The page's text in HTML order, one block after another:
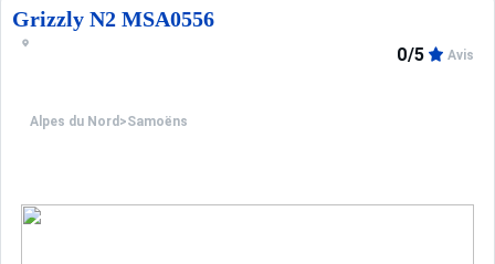
Grizzly N2 MSA0556
Alpes du Nord >Samoëns
0/5 Avis